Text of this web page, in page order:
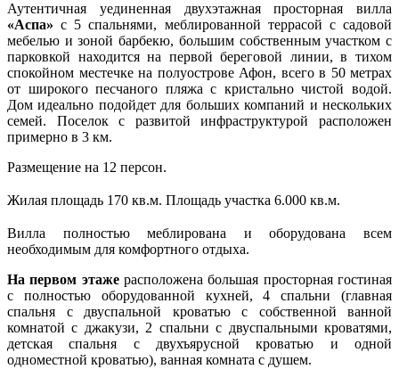
Аутентичная уединенная двухэтажная просторная вилла
«Аспа» с 5 спальнями, меблированной террасой с садовой
мебелью и зоной барбекю, большим собственным участком с
парковкой находится на первой береговой линии, в тихом
спокойном местечке на полуострове Афон, всего в 50 метрах
от широкого песчаного пляжа с кристально чистой водой.
Дом идеально подойдет для больших компаний и нескольких
семей. Поселок с развитой инфраструктурой расположен
примерно в 3 км.
Размещение на 12 персон.
Жилая площадь 170 кв.м. Площадь участка 6.000 кв.м.
Вилла полностью меблирована и оборудована всем
необходимым для комфортного отдыха.
На первом этаже расположена большая просторная гостиная
с полностью оборудованной кухней, 4 спальни (главная
спальня с двуспальной кроватью с собственной ванной
комнатой с джакузи, 2 спальни с двуспальными кроватями,
детская спальня с двухъярусной кроватью и одной
одноместной кроватью), ванная комната с душем.